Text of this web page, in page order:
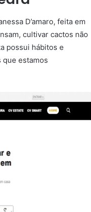
D’amaro, feita em
cultivar cactos não
possui hábitos e
que estamos